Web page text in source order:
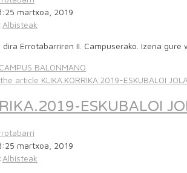
25 martxoa, 2019
Albisteak
Errotabarriren II. Campuserako. Izena
BALONMANO
ESKUBALOI
25 martxoa, 2019
Albisteak